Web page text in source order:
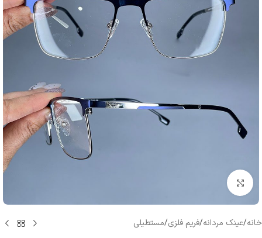
بزرگنمایی تصویر
خانه/عینک مردانه/فریم فلزی/مستطیلی